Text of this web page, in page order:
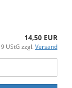
14,50 EUR
UStG zzgl. Versand